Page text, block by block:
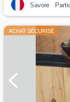
Savoie
ACHAT SÉCURISÉ